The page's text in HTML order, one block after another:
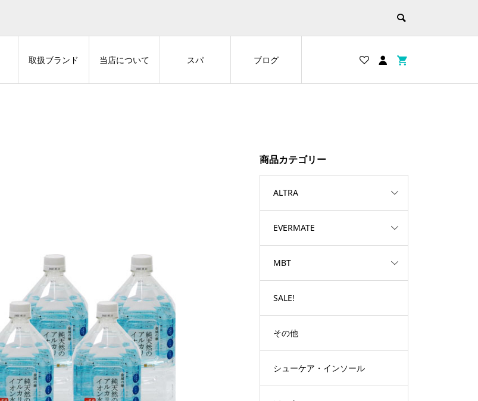
取扱ブランド 当店について スパ ブログ
商品カテゴリー
ALTRA
EVERMATE
MBT
SALE!
その他
シューケア・インソール